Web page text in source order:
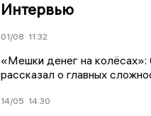
Интервью
01/08 11:32
«Мешки денег на колёсах»:
рассказал о главных
14/05 14:30